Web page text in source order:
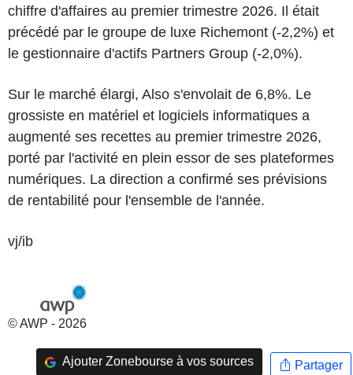
chiffre d'affaires au premier trimestre 2026. Il était
précédé par le groupe de luxe Richemont (-2,2%) et
le gestionnaire d'actifs Partners Group (-2,0%).
Sur le marché élargi, Also s'envolait de 6,8%. Le
grossiste en matériel et logiciels informatiques a
augmenté ses recettes au premier trimestre 2026,
porté par l'activité en plein essor de ses plateformes
numériques. La direction a confirmé ses prévisions
de rentabilité pour l'ensemble de l'année.
vj/ib
© AWP - 2026
Ajouter Zonebourse à vos sources Partager